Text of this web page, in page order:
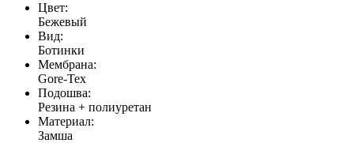
Цвет:
Бежевый
Вид:
Ботинки
Мембрана:
Gore-Tex
Подошва:
Резина + полиуретан
Материал:
Замша